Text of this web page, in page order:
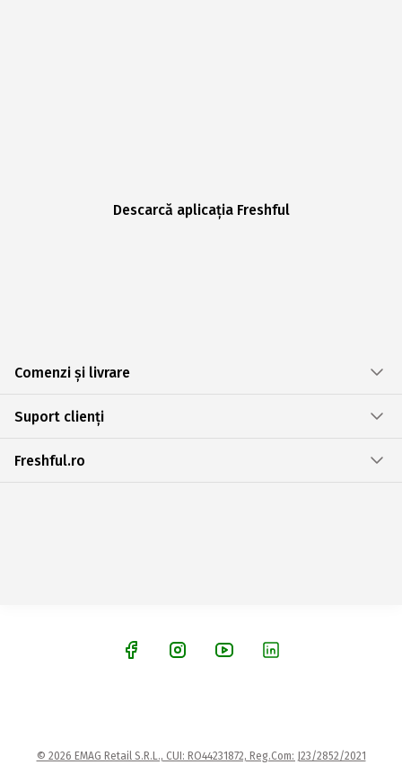
Descarcă aplicația Freshful
Comenzi și livrare
Suport clienți
Freshful.ro
© 2026 EMAG Retail S.R.L., CUI: RO44231872, Reg.Com: J23/2852/2021